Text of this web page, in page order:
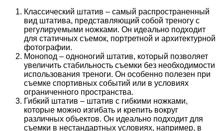
Классический штатив – самый распространенный
вид штатива, представляющий собой треногу с
регулируемыми ножками. Он идеально подходит
для статичных съемок, портретной и архитектурной
фотографии.
Монопод – одноногий штатив, который позволяет
увеличить стабильность съемки без необходимости
использования треноги. Он особенно полезен при
съемке спортивных событий или в условиях
ограниченного пространства.
Гибкий штатив – штатив с гибкими ножками,
которые можно изгибать и крепить вокруг
различных объектов. Он идеально подходит для
съемки в нестандартных условиях, например, в